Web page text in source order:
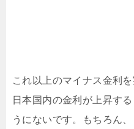
これ以上のマイナス金利
日本国内の金利が上昇す
うにないです。もちろん